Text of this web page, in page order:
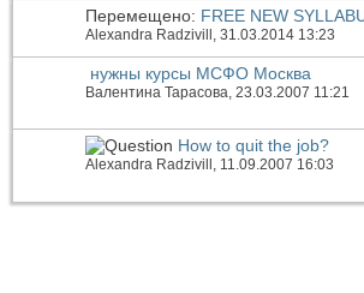
Перемещено: FREE NEW
Alexandra Radzivill , 31.03.2014 13:23
нужны курсы МСФО Москва
Валентина Тарасова , 23.03.2007 11:21
How to quit the job?
Alexandra Radzivill , 11.09.2007 16:03